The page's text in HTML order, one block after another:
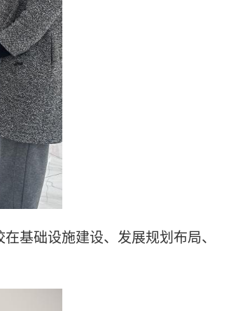
基础设施建设、发展规划布局、